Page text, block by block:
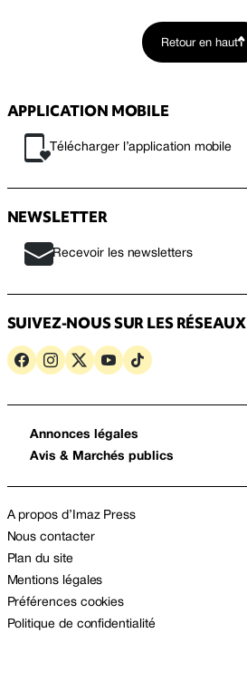
Retour en haut
APPLICATION MOBILE
Télécharger l’application mobile
NEWSLETTER
Recevoir les newsletters
SUIVEZ-NOUS SUR LES RÉSEAUX
Annonces légales
Avis & Marchés publics
A propos d’Imaz Press
Nous contacter
Plan du site
Mentions légales
Préférences cookies
Politique de confidentialité